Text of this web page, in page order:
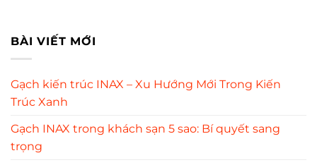
BÀI VIẾT MỚI
Gạch kiến trúc INAX – Xu Hướng Mới Trong Kiến
Trúc Xanh
Gạch INAX trong khách sạn 5 sao: Bí quyết sang
trọng